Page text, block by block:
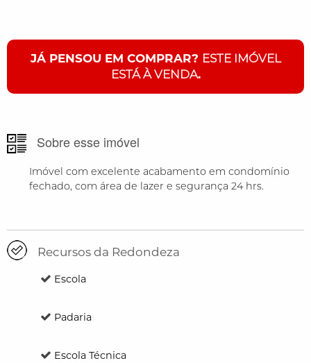
JÁ PENSOU EM COMPRAR? ESTE IMÓVEL
ESTÁ À VENDA.
Sobre esse imóvel
Imóvel com excelente acabamento em condomínio
fechado, com área de lazer e segurança 24 hrs.
Recursos da Redondeza
Escola
Padaria
Escola Técnica